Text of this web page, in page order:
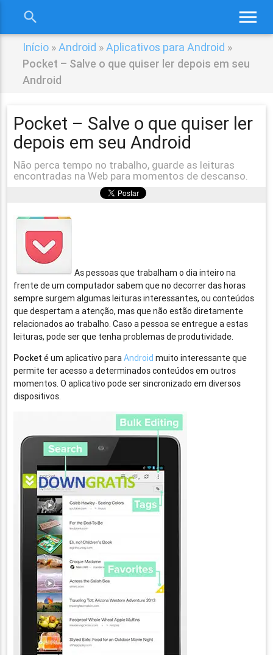
menu
search
Início »Android »Aplicativos para Android »
Pocket – Salve o que quiser ler depois em seu
Android
Pocket – Salve o que quiser ler
depois em seu Android
Não perca tempo no trabalho, guarde as leituras
encontradas na Web para momentos de descanso.
As pessoas que trabalham o dia inteiro na
frente de um computador sabem que no decorrer das horas
sempre surgem algumas leituras interessantes, ou conteúdos
que despertam a atenção, mas que não estão diretamente
relacionados ao trabalho. Caso a pessoa se entregue a estas
leituras, pode ser que tenha problemas de produtividade.
Pocket é um aplicativo paraAndroid muito interessante que
permite ter acesso a determinados conteúdos em outros
momentos. O aplicativo pode ser sincronizado em diversos
dispositivos.